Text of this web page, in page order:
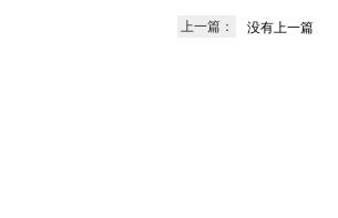
上一篇： 没有上一篇